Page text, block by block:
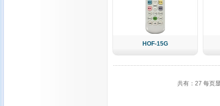
HOF-15G
共有：27 每页